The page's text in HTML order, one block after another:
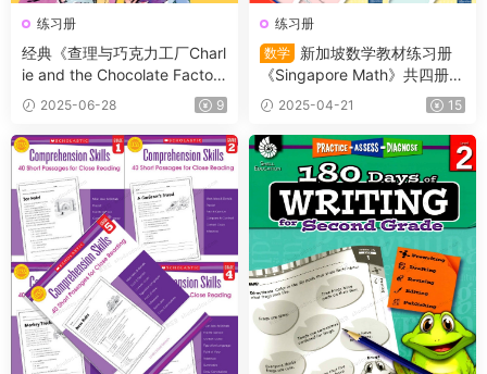
练习册
经典《查理与巧克力工厂Charl
ie and the Chocolate Factor
y》PDF书籍+原版阅读理解练
习纸含答案
2025-06-28 9
练习册
数学
新加坡数学教材练习册
《Singapore Math》共四册
（L1-L4）适合小学2~5年级的
学生
2025-04-21 15